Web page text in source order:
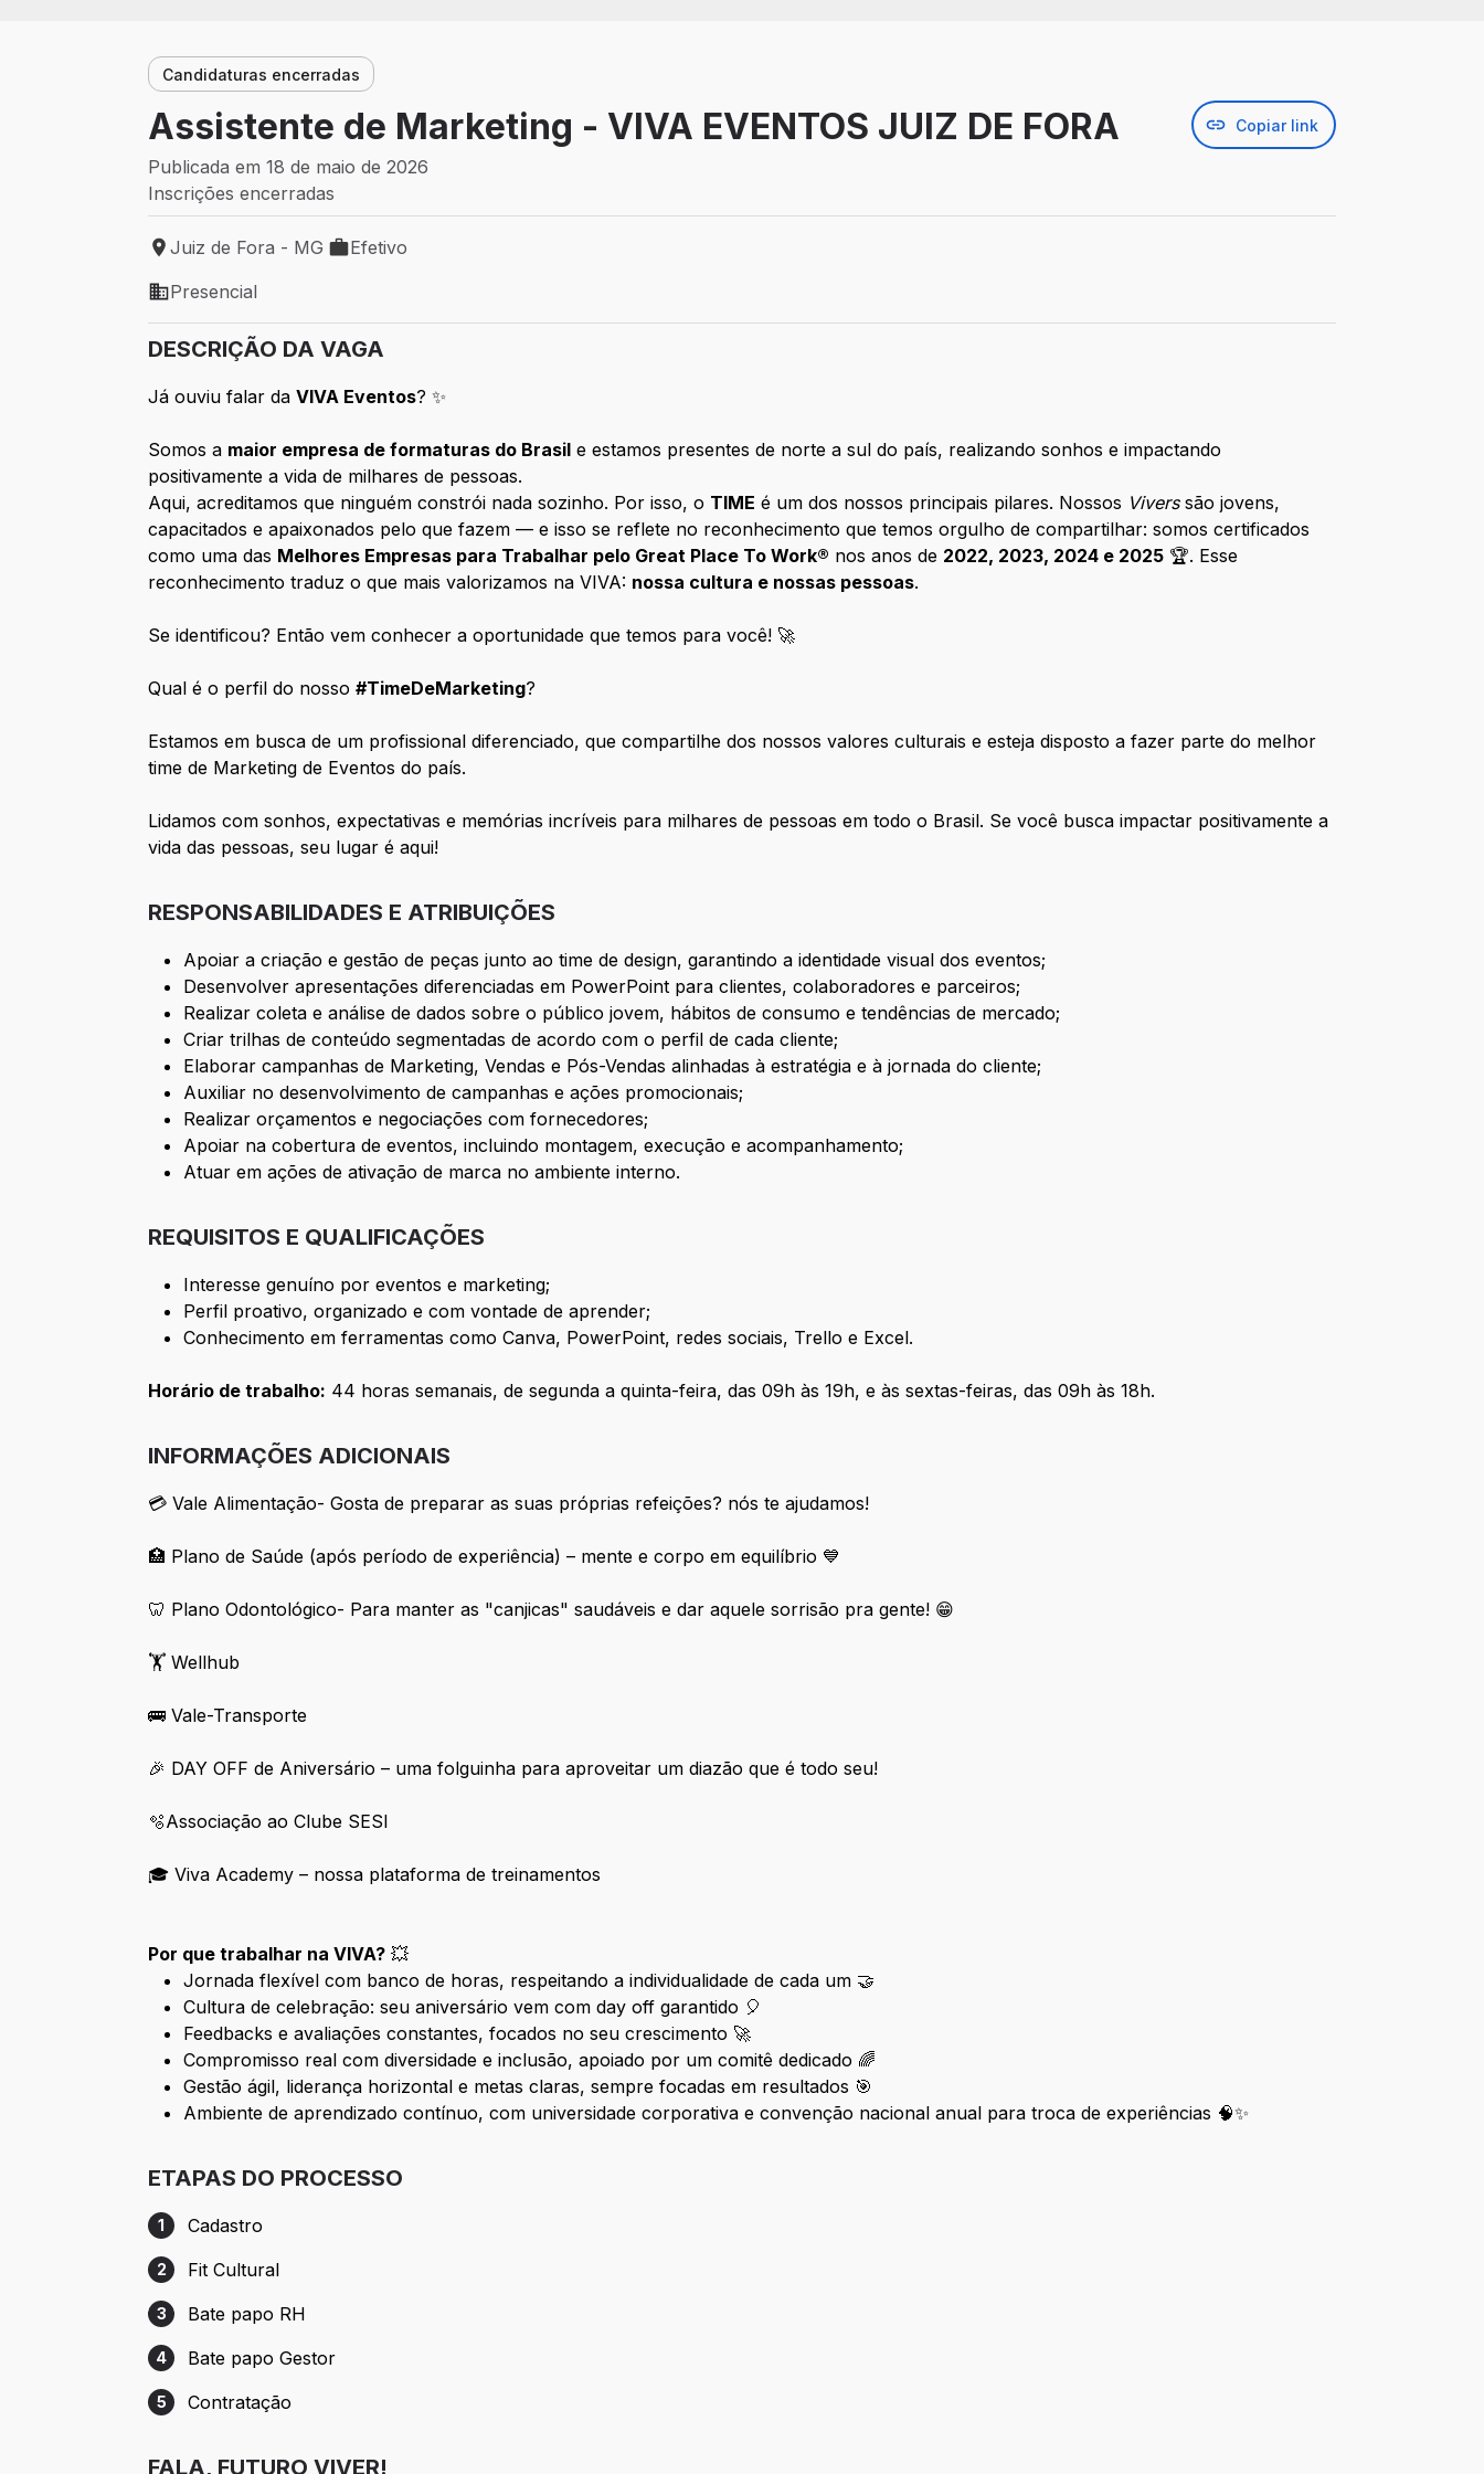
Candidaturas encerradas
Assistente de Marketing - VIVA EVENTOS JUIZ DE FORA Copiar link
Publicada em 18 de maio de 2026
Inscrições encerradas
Local de trabalho: Juiz de Fora - MG
Juiz de Fora - MG
Tipo de vaga: Efetivo
Efetivo
Modelo de trabalho: Presencial
Presencial
DESCRIÇÃO DA VAGA
Já ouviu falar daVIVA Eventos? ✨
Somos a maior empresa de formaturas do Brasil e estamos presentes de norte a sul do país, realizando sonhos e impactando
positivamente a vida de milhares de pessoas.
Aqui, acreditamos que ninguém constrói nada sozinho. Por isso, o TIME é um dos nossos principais pilares. Nossos Viverssão jovens,
capacitados e apaixonados pelo que fazem — e isso se reflete no reconhecimento que temos orgulho de compartilhar: somos certificados
como uma das Melhores Empresas para Trabalhar pelo Great Place To Work® nos anos de 2022, 2023, 2024 e 2025 🏆. Esse
reconhecimento traduz o que mais valorizamos na VIVA: nossa cultura e nossas pessoas.
Se identificou? Então vem conhecer a oportunidade que temos para você! 🚀
Qual é o perfil do nosso#TimeDeMarketing?
Estamos em busca de um profissional diferenciado, que compartilhe dos nossos valores culturais e esteja disposto a fazer parte do melhor
time de Marketing de Eventos do país.
Lidamos com sonhos, expectativas e memórias incríveis para milhares de pessoas em todo o Brasil. Se você busca impactar positivamente a
vida das pessoas, seu lugar é aqui!
RESPONSABILIDADES E ATRIBUIÇÕES
Apoiar a criação e gestão de peças junto ao time de design, garantindo a identidade visual dos eventos;
Desenvolver apresentações diferenciadas em PowerPoint para clientes, colaboradores e parceiros;
Realizar coleta e análise de dados sobre o público jovem, hábitos de consumo e tendências de mercado;
Criar trilhas de conteúdo segmentadas de acordo com o perfil de cada cliente;
Elaborar campanhas de Marketing, Vendas e Pós-Vendas alinhadas à estratégia e à jornada do cliente;
Auxiliar no desenvolvimento de campanhas e ações promocionais;
Realizar orçamentos e negociações com fornecedores;
Apoiar na cobertura de eventos, incluindo montagem, execução e acompanhamento;
Atuar em ações de ativação de marca no ambiente interno.
REQUISITOS E QUALIFICAÇÕES
Interesse genuíno por eventos e marketing;
Perfil proativo, organizado e com vontade de aprender;
Conhecimento em ferramentas como Canva, PowerPoint, redes sociais, Trello e Excel.
Horário de trabalho: 44 horas semanais, de segunda a quinta-feira, das 09h às 19h, e às sextas-feiras, das 09h às 18h.
INFORMAÇÕES ADICIONAIS
💳 Vale Alimentação- Gosta de preparar as suas próprias refeições? nós te ajudamos!
🏥 Plano de Saúde (após período de experiência) – mente e corpo em equilíbrio 💙
🦷 Plano Odontológico- Para manter as "canjicas" saudáveis e dar aquele sorrisão pra gente! 😁
🏋️ Wellhub
🚌 Vale-Transporte
🎉 DAY OFF de Aniversário – uma folguinha para aproveitar um diazão que é todo seu!
🫧Associação ao Clube SESI
🎓 Viva Academy – nossa plataforma de treinamentos
Por que trabalhar na VIVA? 💥
Jornada flexível com banco de horas, respeitando a individualidade de cada um 🤝
Cultura de celebração: seu aniversário vem com day off garantido 🎈
Feedbacks e avaliações constantes, focados no seu crescimento 🚀
Compromisso real com diversidade e inclusão, apoiado por um comitê dedicado 🌈
Gestão ágil, liderança horizontal e metas claras, sempre focadas em resultados 🎯
Ambiente de aprendizado contínuo, com universidade corporativa e convenção nacional anual para troca de experiências 🧠✨
ETAPAS DO PROCESSO
Etapa 1: Cadastro
1 Cadastro
Etapa 2: Fit Cultural
2 Fit Cultural
Etapa 3: Bate papo RH
3 Bate papo RH
Etapa 4: Bate papo Gestor
4 Bate papo Gestor
Etapa 5: Contratação
5 Contratação
FALA, FUTURO VIVER!